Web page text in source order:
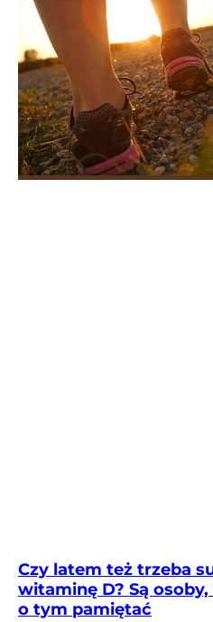
Czy latem też trzeba
witaminę D? Są
o tym pamiętać